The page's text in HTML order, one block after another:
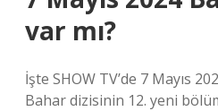
var mı?
İşte SHOW TV’de 7 Mayıs
Bahar dizisinin 12. yeni